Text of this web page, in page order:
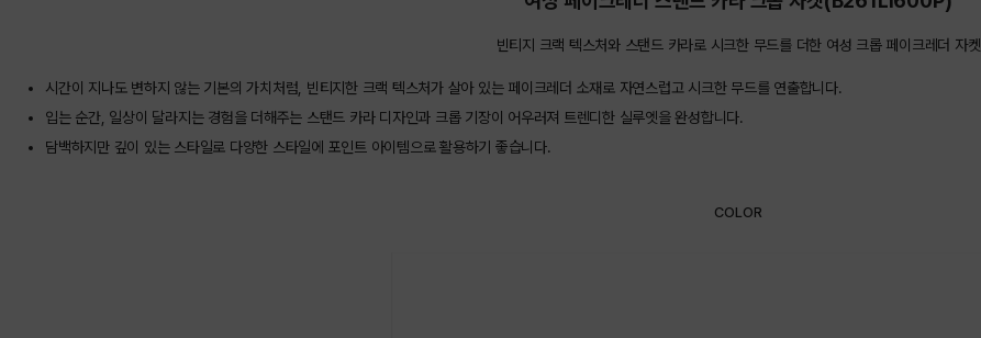
빈티지 크랙 텍스처와 스탠드 카라로 시크한 무드를 더한 여성 크롭 페이크레더 자켓
시간이 지나도 변하지 않는 기본의 가치처럼, 빈티지한 크랙 텍스처가 살아 있는 페이크레더 소재로 자연스럽고 시크한 무드를 연출합니다.
입는 순간, 일상이 달라지는 경험을 더해주는 스탠드 카라 디자인과 크롭 기장이 어우러져 트렌디한 실루엣을 완성합니다.
담백하지만 깊이 있는 스타일로 다양한 스타일에 포인트 아이템으로 활용하기 좋습니다.
COLOR